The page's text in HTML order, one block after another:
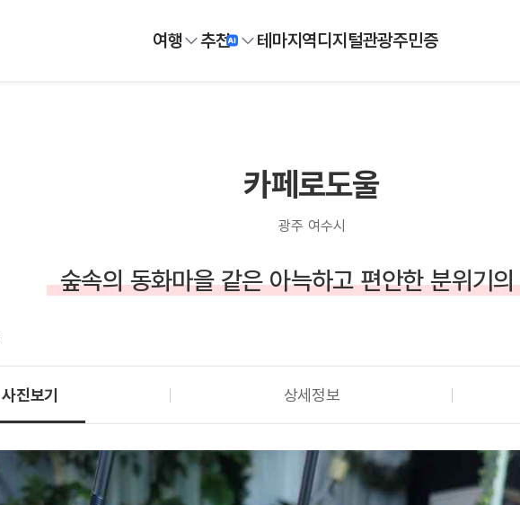
여행 추천 테마지역디지털관광주민증
카페로도울
광주 여수시
숲속의 동화마을 같은 아늑하고 편안한 분위기
사진보기 상세정보